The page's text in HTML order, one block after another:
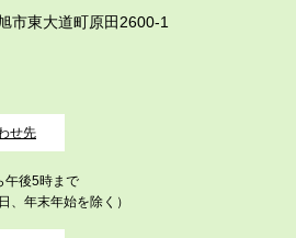
市東大道町原田2600-1
せ先
後5時まで
、年末年始を除く）